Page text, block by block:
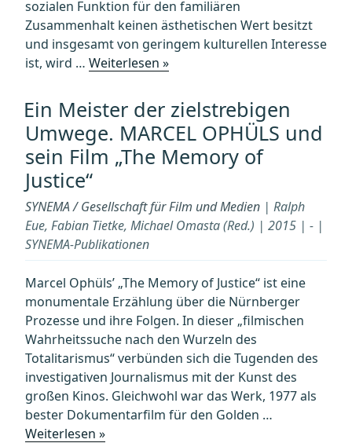
sozialen Funktion für den familiären
Zusammenhalt keinen ästhetischen Wert besitzt
und insgesamt von geringem kulturellen Interesse
ist, wird … Weiterlesen »„ABENTEUER
Zur
Archäologie
des
Amateurfilms“
Ein Meister der zielstrebigen
Umwege. MARCEL OPHÜLS und
sein Film „The Memory of
Justice“
SYNEMA / Gesellschaft für Film und Medien | Ralph
Eue, Fabian Tietke, Michael Omasta (Red.) | 2015 | - |
SYNEMA-Publikationen
Marcel Ophüls’ „The Memory of Justice“ ist eine
monumentale Erzählung über die Nürnberger
Prozesse und ihre Folgen. In dieser „filmischen
Wahrheitssuche nach den Wurzeln des
Totalitarismus“ verbünden sich die Tugenden des
investigativen Journalismus mit der Kunst des
großen Kinos. Gleichwohl war das Werk, 1977 als
bester Dokumentarfilm für den Golden …
Weiterlesen »„Ein